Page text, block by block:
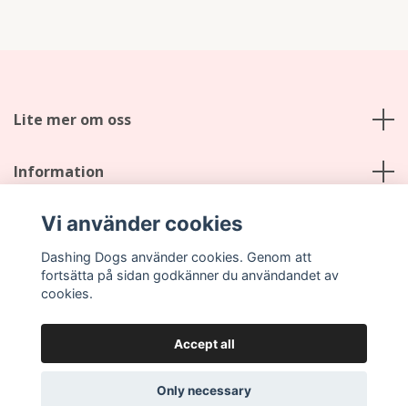
Lite mer om oss
Information
Social Media
© 2026 Dashing Dogs
Vi använder cookies
Dashing Dogs använder cookies. Genom att
fortsätta på sidan godkänner du användandet av
cookies.
Accept all
Only necessary